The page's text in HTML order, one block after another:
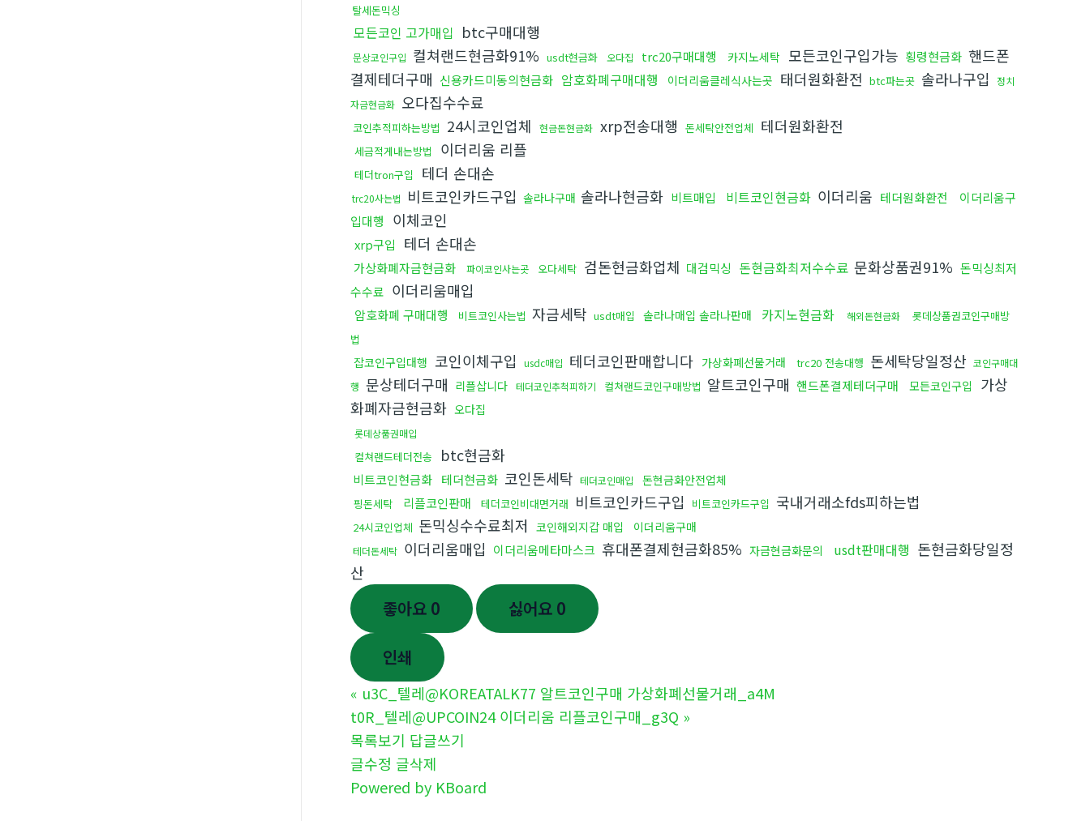
탈세돈믹싱
모든코인 고가매입 btc구매대행
문상코인구입 컬쳐랜드현금화91% usdt현금화 오다집 trc20구매대행 카지노세탁 모든코인구입가능 횡령현금화 핸드폰
결제테더구매 신용카드미동의현금화 암호화폐구매대행 이더리움클레식사는곳 태더원화환전 btc파는곳 솔라나구입
정치
자금현금화 오다집수수료
코인추적피하는방법 24시코인업체 현금돈현금화 xrp전송대행 돈세탁안전업체 테더원화환전
세금적게내는방법 이더리움 리플
테더tron구입 테더 손대손
trc20사는법 비트코인카드구입 솔라나구매 솔라나현금화 비트매입 비트코인현금화 이더리움 테더원화환전
이더리움구
입대행
이체코인
xrp구입 테더 손대손
가상화폐자금현금화 파이코인사는곳 오다세탁 검돈현금화업체 대검믹싱 돈현금화최저수수료 문화상품권91% 돈믹싱최저
수수료 이더리움매입
암호화폐 구매대행 비트코인사는법 자금세탁 usdt매입 솔라나매입 솔라나판매 카지노현금화 해외돈현금화
롯데상품권코인구매방
법
잡코인구입대행 코인이체구입 usdc매입 테더코인판매합니다 가상화폐선물거래 trc20 전송대행 돈세탁당일정산 코인구매대
행 문상테더구매 리플삽니다 테더코인추척피하기 컬쳐랜드코인구매방법 알트코인구매 핸드폰결제테더구매 모든코인구입
가상
화폐자금현금화 오다집
롯데상품권매입
컬쳐랜드테더전송 btc현금화
비트코인현금화 테더현금화 코인돈세탁 테더코인매입 돈현금화안전업체
핑돈세탁 리플코인판매 테더코인비대면거래 비트코인카드구입 비트코인카드구입 국내거래소fds피하는법
24시코인업체 돈믹싱수수료최저 코인해외지갑 매입 이더리움구매
테더돈세탁 이더리움매입 이더리움메타마스크 휴대폰결제현금화85% 자금현금화문의 usdt판매대행 돈현금화당일정
산
좋아요 0 싫어요 0
인쇄
« u3C_텔레@KOREATALK77 알트코인구매 가상화폐선물거래_a4M
t0R_텔레@UPCOIN24 이더리움 리플코인구매_g3Q »
목록보기 답글쓰기
글수정 글삭제
Powered by KBoard